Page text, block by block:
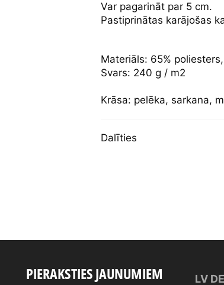
Var pagarināt par 5 cm.
Pastiprinātas karājošas
Materiāls: 65%
Svars: 240 g / m2
Krāsa: pelēka, sarkana,
Dalīties
PIERAKSTIES JAUNUMIEM LV DE